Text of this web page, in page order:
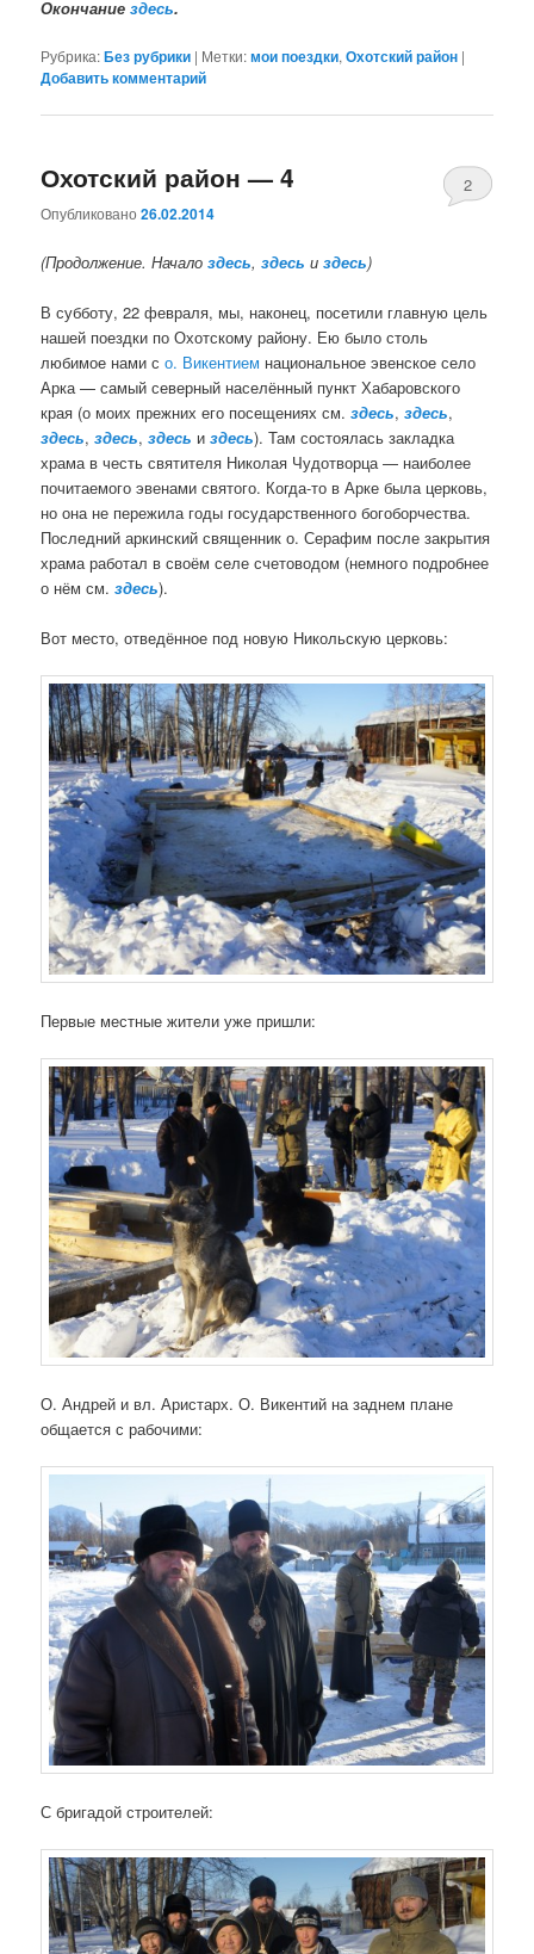
Окончаниездесь.
Рубрика:Без рубрики | Метки:мои поездки,Охотский район |
Добавить комментарий
Охотский район — 4
Опубликовано26.02.2014
2
(Продолжение. Началоздесь,здесь издесь)
В субботу, 22 февраля, мы, наконец, посетили главную цель
нашей поездки по Охотскому району. Ею было столь
любимое нами со. Викентием национальное эвенское село
Арка — самый северный населённый пункт Хабаровского
края (о моих прежних его посещениях см.здесь,здесь,
здесь,здесь,здесь издесь). Там состоялась закладка
храма в честь святителя Николая Чудотворца — наиболее
почитаемого эвенами святого. Когда-то в Арке была церковь,
но она не пережила годы государственного богоборчества.
Последний аркинский священник о. Серафим после закрытия
храма работал в своём селе счетоводом (немного подробнее
о нём см.здесь).
Вот место, отведённое под новую Никольскую церковь:
Первые местные жители уже пришли:
О. Андрей и вл. Аристарх. О. Викентий на заднем плане
общается с рабочими:
С бригадой строителей: